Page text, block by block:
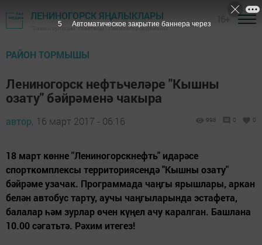
ЛЕНИНОГОРСК ЯҢАЛЫКЛАРЫ
"Заман сулышы" газетасы - Лениногорск районы
РАЙОН ТОРМЫШЫ
Лениногорск нефтьчеләре "Кышны
озату" бәйрәменә чакыра
автор, 16 март 2017 - 06:16 998 0 0
18 март көнне "Лениногорскнефть" идарәсе
спорткомплексы территориясендә "Кышны озату"
бәйрәме узачак. Программада чаңгы ярышлары, аркан
белән автобус тарту, аучы чаңгыларында эстафета,
балалар һәм зурлар өчен күңел ачу каралган. Башлана
10.00 сәгатьтә. Рәхим итегез!
4 Автоматическое закрытие баннера через